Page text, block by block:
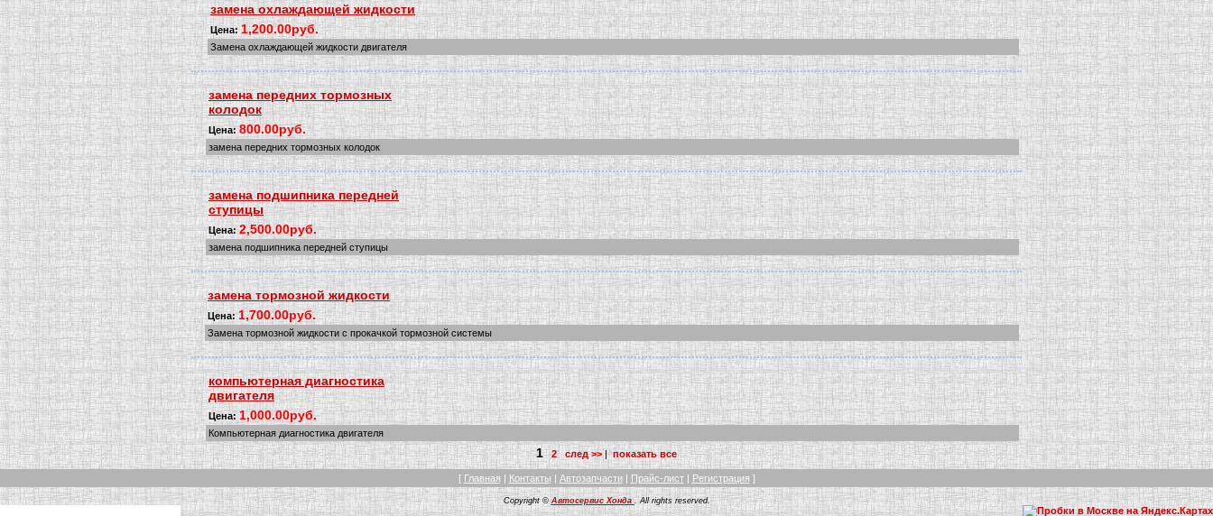
замена охлаждающей жидкости
Цена:1,200.00руб.
Замена охлаждающей жидкости двигателя
замена передних тормозных
колодок
Цена:800.00руб.
замена передних тормозных колодок
замена подшипника передней
ступицы
Цена:2,500.00руб.
замена подшипника передней ступицы
замена тормозной жидкости
Цена:1,700.00руб.
Замена тормозной жидкости с прокачкой тормозной системы
компьютерная диагностика
двигателя
Цена:1,000.00руб.
Компьютерная диагностика двигателя
1 2 след >> |показать все
[ Главная | Контакты | Автозапчасти| Прайс-лист| Регистрация ]
Copyright ©Автосервис Хонда. All rights reserved.